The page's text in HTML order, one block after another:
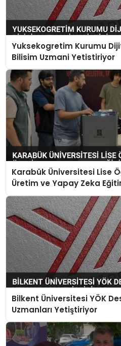
Yuksekogretim Kurumu
Bilisim Uzmani Yetistiriyor
Karabük Üniversitesi Lise
Üretim ve Yapay Zeka
Bilkent Üniversitesi YÖK
Uzmanları Yetiştiriyor